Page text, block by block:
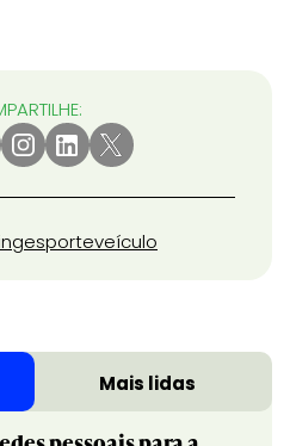
esporteveículo
Mais lidas